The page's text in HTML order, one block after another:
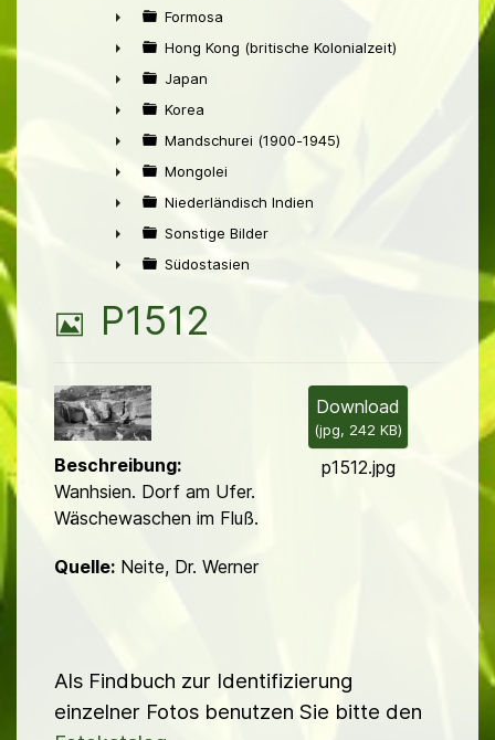
►
►
Formosa
►
Hong Kong (britische Kolonialzeit)
►
Japan
►
Korea
►
Mandschurei (1900-1945)
►
Mongolei
►
Niederländisch Indien
►
Sonstige Bilder
Südostasien
B
l
d
P1512
Download
(jpg, 242 KB)
p1512.jpg
Beschreibung:
Wanhsien. Dorf am Ufer.
Wäschewaschen im Fluß.
Quelle: Neite, Dr. Werner
Als Findbuch zur Identifizierung
einzelner Fotos benutzen Sie bitte den